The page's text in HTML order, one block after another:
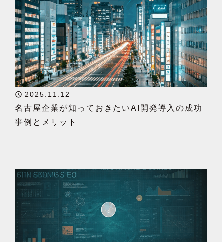
2025.11.12
名古屋企業が知っておきたいAI開発導入の成功
事例とメリット